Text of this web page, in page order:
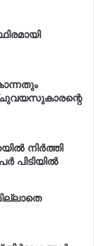
നിർത്തി
പിടിയിൽ